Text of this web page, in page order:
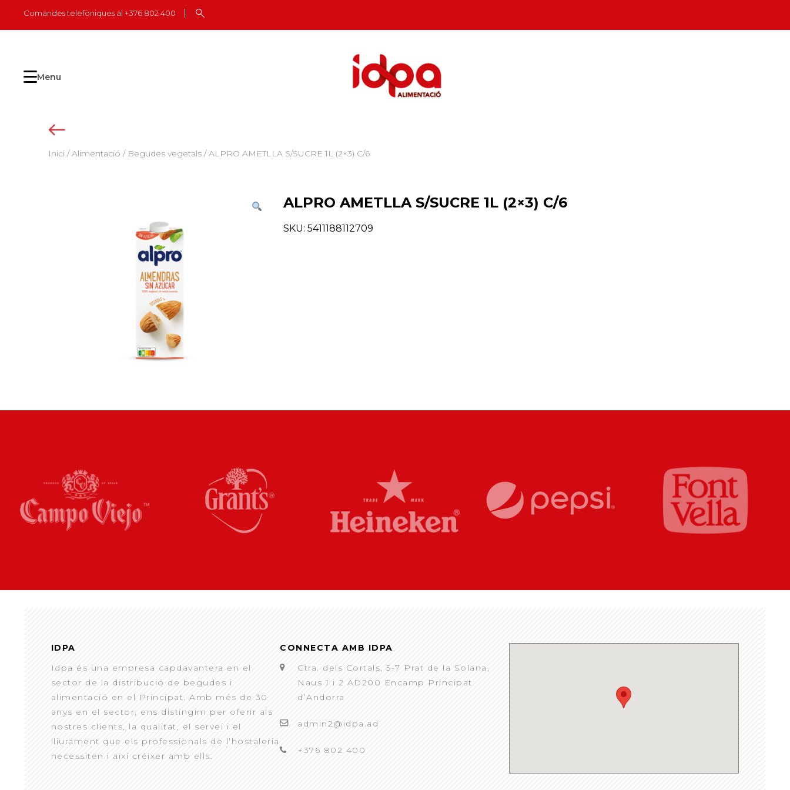
content
Comandes telefòniques al +376 802 400
Menu
Inici /Alimentació / Begudes vegetals / ALPRO AMETLLA S/SUCRE 1L (2×3) C/6
ALPRO AMETLLA S/SUCRE 1L (2×3) C/6
SKU: 5411188112709
IDPA
Idpa és una empresa capdavantera en el
sector de la distribució de begudes i
alimentació en el Principat. Amb més de 30
anys en el sector, ens distingim per oferir als
nostres clients, la qualitat, el servei i el
lliurament que els professionals de l’hostaleria
necessiten i així créixer amb ells.
CONNECTA AMB IDPA
Ctra. dels Cortals, 5-7 Prat de la Solana,
Naus 1 i 2 AD200 Encamp Principat
d’Andorra
admin2@idpa.ad
+376 802 400